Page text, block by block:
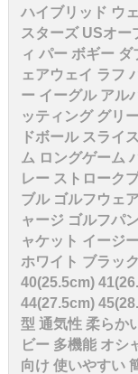
ハイブリッド ウ
スターズ USオー
ィ パー ボギー
ェアウェイ ラフ
ー イーグル アル
ッティング グリ
ドボール スライ
ム ロングゲーム
レー ストローク
ブル ゴルフウェ
ャージ ゴルフパ
ャケット イージ
ホワイト ブラッ
40(25.5cm)
44(27.5cm)
型 通気性 柔らか
ビー 多機能 オシ
向け 使いやすい